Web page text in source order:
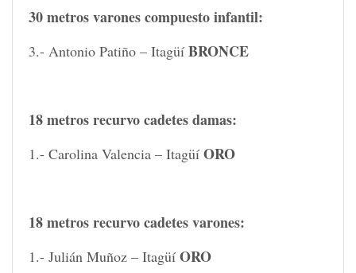
30 metros varones compuesto infantil:
3.- Antonio Patiño – Itagüí BRONCE
18 metros recurvo cadetes damas:
1.- Carolina Valencia – Itagüí ORO
18 metros recurvo cadetes varones:
1.- Julián Muñoz – Itagüí ORO